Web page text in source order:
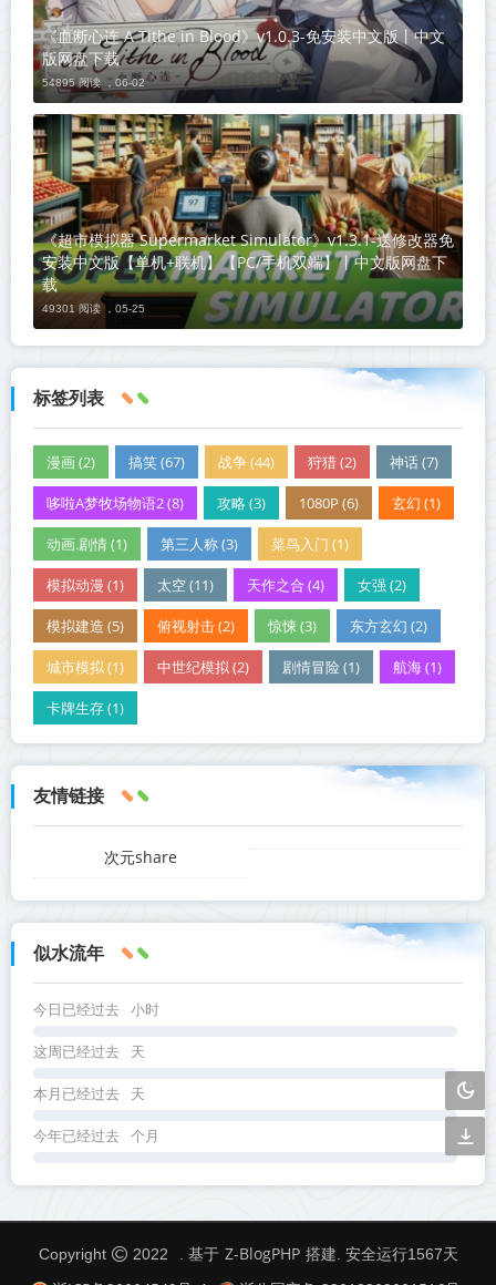
《血断心连 A Tithe in Blood》v1.0.3-免安装中文版丨中文
版网盘下载
54895 阅读 ， 06-02
《超市模拟器 Supermarket Simulator》v1.3.1-送修改器免
安装中文版【单机+联机】【PC/手机双端】丨中文版网盘下
载
49301 阅读 ， 05-25
标签列表
漫画 (2) 搞笑 (67) 战争 (44) 狩猎 (2) 神话 (7)
哆啦A梦牧场物语2 (8) 攻略 (3) 1080P (6) 玄幻 (1)
动画.剧情 (1) 第三人称 (3) 菜鸟入门 (1)
模拟动漫 (1) 太空 (11) 天作之合 (4) 女强 (2)
模拟建造 (5) 俯视射击 (2) 惊悚 (3) 东方玄幻 (2)
城市模拟 (1) 中世纪模拟 (2) 剧情冒险 (1) 航海 (1)
卡牌生存 (1)
友情链接
次元share
似水流年
今日已经过去 小时
这周已经过去 天
本月已经过去 天
今年已经过去 个月
Copyright 2022 . 基于 Z-BlogPHP 搭建. 安全运行1567天